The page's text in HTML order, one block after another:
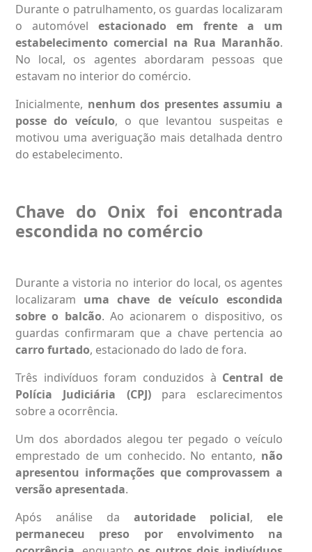
Durante o patrulhamento, os guardas localizaram
o automóvel estacionado em frente a um
estabelecimento comercial na Rua Maranhão.
No local, os agentes abordaram pessoas que
estavam no interior do comércio.
Inicialmente, nenhum dos presentes assumiu a
posse do veículo, o que levantou suspeitas e
motivou uma averiguação mais detalhada dentro
do estabelecimento.
Chave do Onix foi encontrada
escondida no comércio
Durante a vistoria no interior do local, os agentes
localizaram uma chave de veículo escondida
sobre o balcão. Ao acionarem o dispositivo, os
guardas confirmaram que a chave pertencia ao
carro furtado, estacionado do lado de fora.
Três indivíduos foram conduzidos à Central de
Polícia Judiciária (CPJ)para esclarecimentos
sobre a ocorrência.
Um dos abordados alegou ter pegado o veículo
emprestado de um conhecido. No entanto, não
apresentou informações que comprovassem a
versão apresentada.
Após análise da autoridade policial, ele
permaneceu preso por envolvimento na